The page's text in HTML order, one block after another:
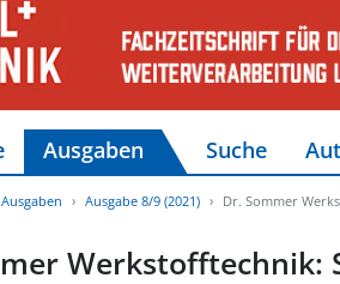
Ausgaben Suche
Ausgaben Ausgabe 8/9 (2021) Dr. Sommer
Werkstofftechnik: